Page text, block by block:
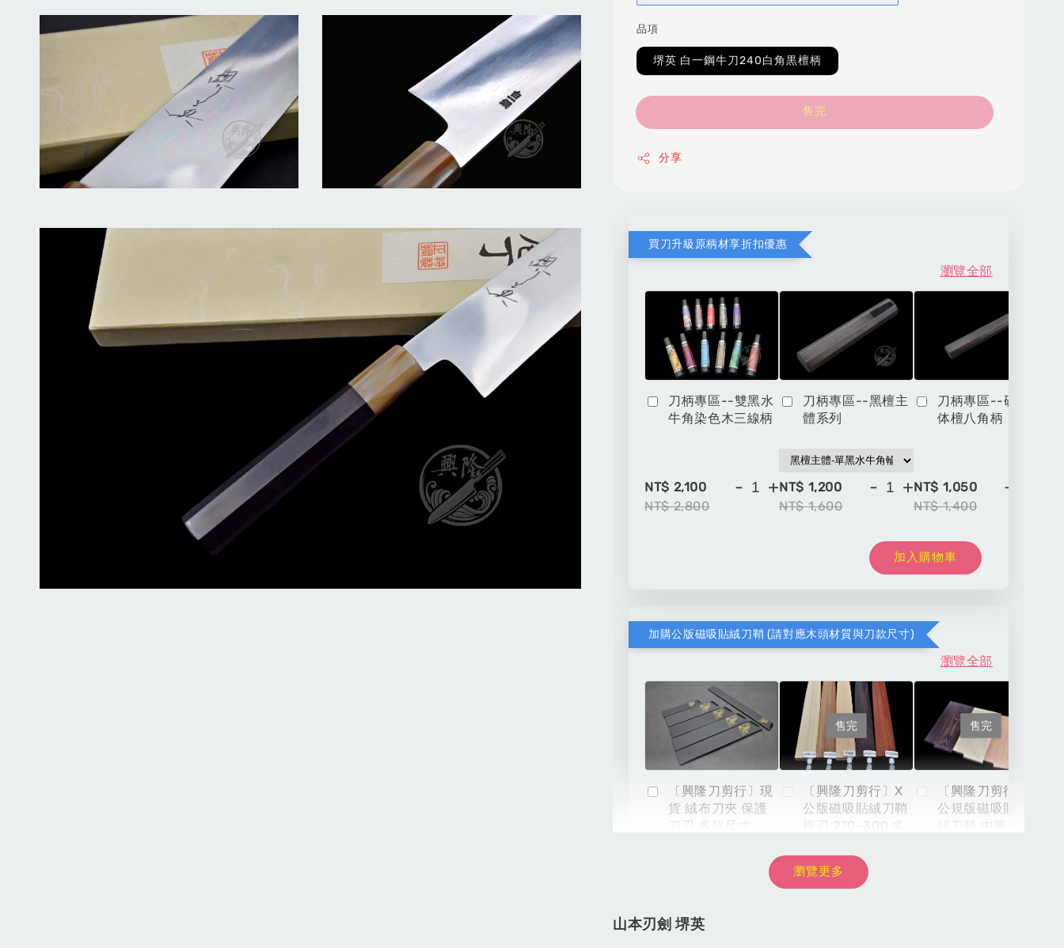
品項
堺英 白一鋼牛刀240白角黒檀柄
售完
分享
買刀升級原柄材享折扣優惠
瀏覽全部
刀柄專區--雙黑水
牛角染色木三線柄
NT$ 2,100
NT$ 2,800
- +
刀柄專區--黑檀主
體系列
NT$ 1,200
NT$ 1,600
- +
刀柄專區--硬木一
体檀八角柄
NT$ 1,050
NT$ 1,400
-
加入購物車
加購公版磁吸貼絨刀鞘 (請對應木頭材質與刀款尺寸)
瀏覽全部
〔興隆刀剪行〕現
貨 絨布刀夾 保護
刀刃 多款尺寸
NT$ 60
售完
〔興隆刀剪行〕X
公版磁吸貼絨刀鞘
柳刃 270~300 多
售完
〔興隆刀剪行〕X
公規版磁吸貼絨木
頭刀鞘 中華包丁 6
瀏覽更多
山本刃劍 堺英